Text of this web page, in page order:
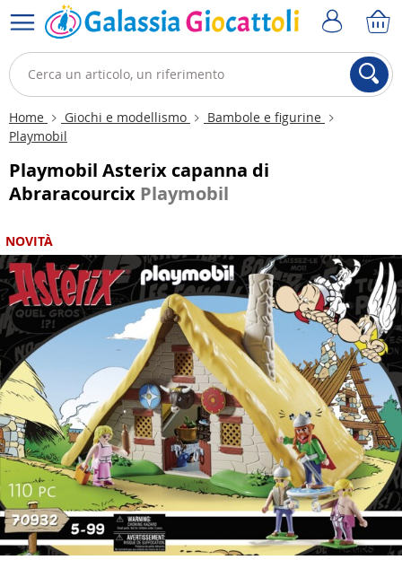
Home Giochi e modellismo
Bambole e figurine
Playmobil
Playmobil Asterix capanna di
Abraracourcix Playmobil
NOVITÀ